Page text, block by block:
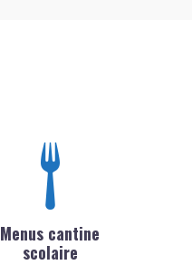
Menus cantine
scolaire